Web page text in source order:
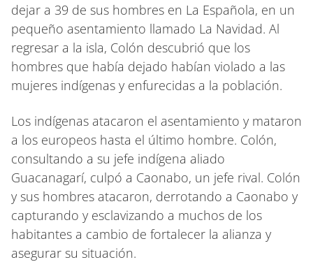
dejar a 39 de sus hombres en La Española, en un
pequeño asentamiento llamado La Navidad. Al
regresar a la isla, Colón descubrió que los
hombres que había dejado habían violado a las
mujeres indígenas y enfurecidas a la población.
Los indígenas atacaron el asentamiento y mataron
a los europeos hasta el último hombre. Colón,
consultando a su jefe indígena aliado
Guacanagarí, culpó a Caonabo, un jefe rival. Colón
y sus hombres atacaron, derrotando a Caonabo y
capturando y esclavizando a muchos de los
habitantes a cambio de fortalecer la alianza y
asegurar su situación.